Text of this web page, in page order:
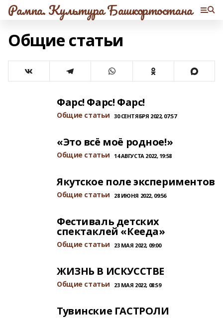
Рампа. Культура Башкортостана
Общие статьи
Фарс! Фарс! Фарс!
Общие статьи 30 СЕНТЯБРЯ 2022, 07:57
«Это всё моё родное!»
Общие статьи 14 АВГУСТА 2022, 19:58
Якутское поле экспериментов
Общие статьи 28 ИЮНЯ 2022, 09:56
Фестиваль детских
спектаклей «Кееда»
Общие статьи 23 МАЯ 2022, 09:00
ЖИЗНЬ В ИСКУССТВЕ
Общие статьи 23 МАЯ 2022, 08:59
Тувинские ГАСТРОЛИ